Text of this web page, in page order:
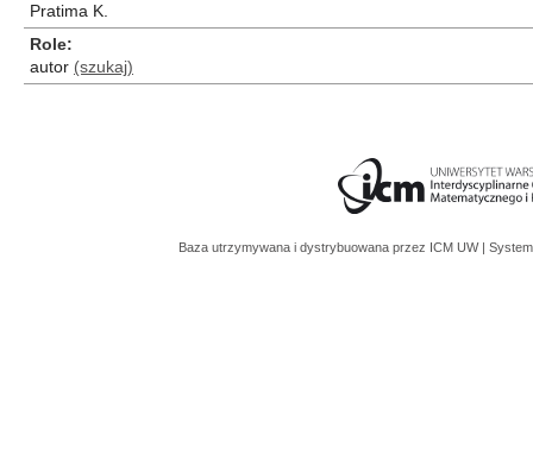
Pratima K.
Role
autor (szukaj)
Baza utrzymywana i dystrybuowana przez ICM UW |